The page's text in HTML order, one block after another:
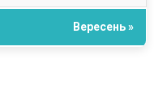
Вересень »